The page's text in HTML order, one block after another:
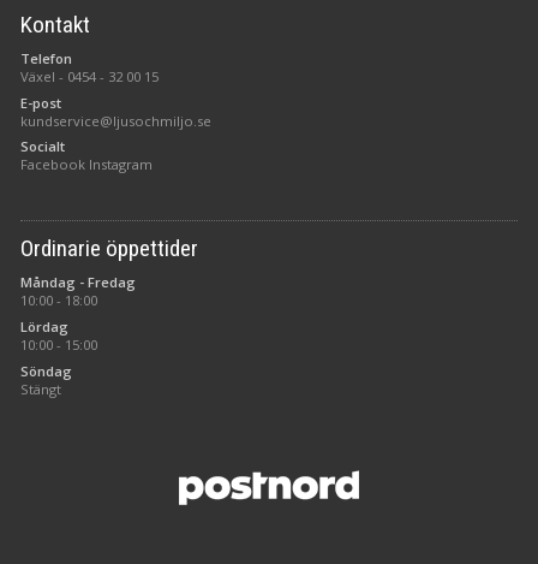
Kontakt
Telefon
Växel - 0454 - 32 00 15
E-post
kundservice@ljusochmiljo.se
Socialt
Facebook Instagram
Ordinarie öppettider
Måndag - Fredag
10:00 - 18:00
Lördag
10:00 - 15:00
Söndag
Stängt